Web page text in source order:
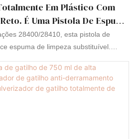
Em Plástico Com
É Uma Pistola De Espuma
Substituível E Permite
28400/28410, esta pistola de
espuma de limpeza substituível.
entrega rápida, ideal para diversas
e atomização.